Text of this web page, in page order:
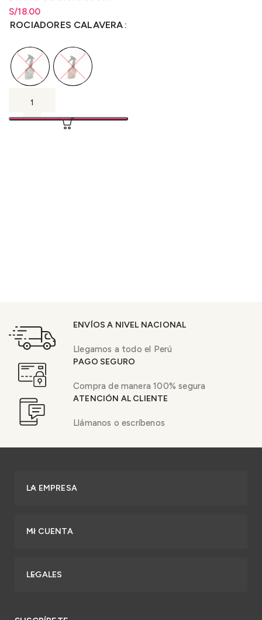
S/18.00
Rango de precios: desde
S/18.00hastaS/18.00
ROCIADORES CALAVERA
ENVÍOS A NIVEL NACIONAL
Llegamos a todo el Perú
PAGO SEGURO
Compra de manera 100% segura
ATENCIÓN AL CLIENTE
Llámanos o escríbenos
LA EMPRESA
MI CUENTA
LEGALES